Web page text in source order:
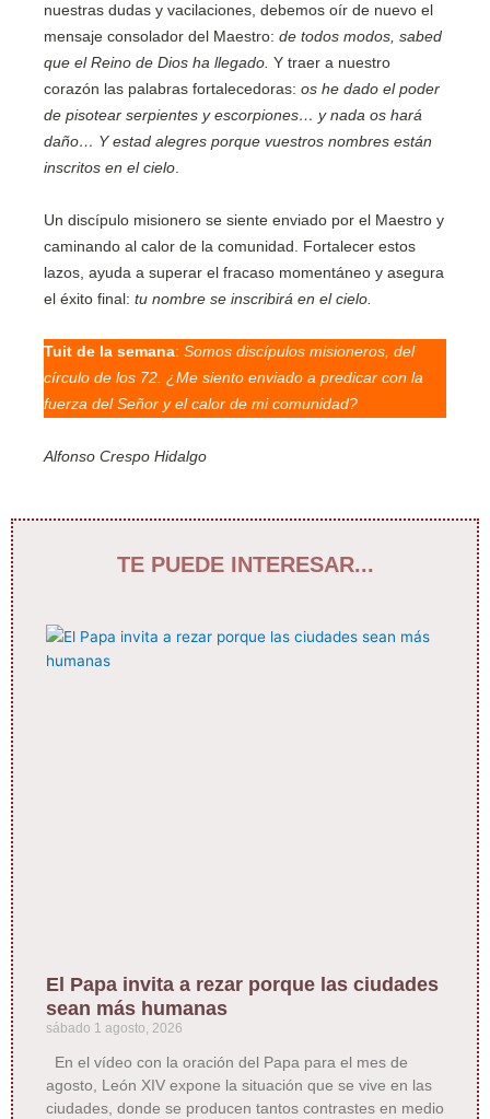
nuestras dudas y vacilaciones, debemos oír de nuevo el
mensaje consolador del Maestro: de todos modos, sabed
que el Reino de Dios ha llegado. Y traer a nuestro
corazón las palabras fortalecedoras: os he dado el poder
de pisotear serpientes y escorpiones… y nada os hará
daño… Y estad alegres porque vuestros nombres están
inscritos en el cielo
Un discípulo misionero se siente enviado por el Maestro y
caminando al calor de la comunidad. Fortalecer estos
lazos, ayuda a superar el fracaso momentáneo y asegura
el éxito final: tu nombre se inscribirá en el cielo.
Tuit de la semana: Somos discípulos misioneros, del
círculo de los 72. ¿Me siento enviado a predicar con la
fuerza del Señor y el calor de mi comunidad?
Alfonso Crespo Hidalgo
TE PUEDE INTERESAR...
El Papa invita a rezar porque las ciudades
sean más humanas
sábado 1 agosto, 2026
En el vídeo con la oración del Papa para el mes de
agosto, León XIV expone la situación que se vive en las
ciudades, donde se producen tantos contrastes en medio